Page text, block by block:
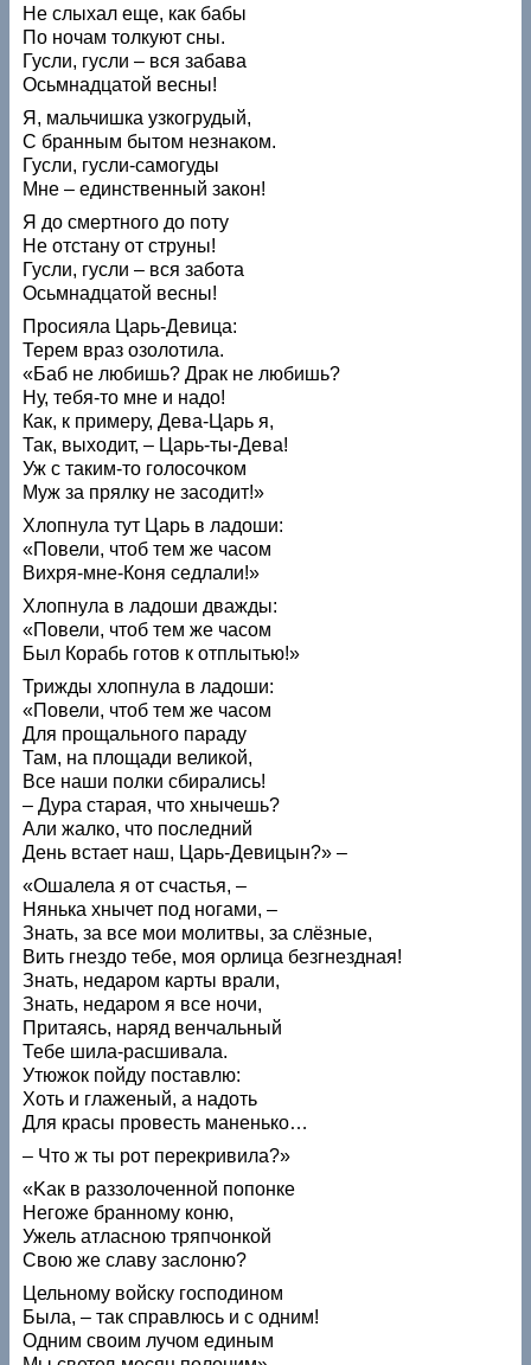
Не слыхал еще, как бабы
По ночам толкуют сны.
Гусли, гусли – вся забава
Осьмнадцатой весны!
Я, мальчишка узкогрудый,
С бранным бытом незнаком.
Гусли, гусли-самогуды
Мне – единственный закон!
Я до смертного до поту
Не отстану от струны!
Гусли, гусли – вся забота
Осьмнадцатой весны!
Просияла Царь-Девица:
Терем враз озолотила.
«Баб не любишь? Драк не любишь?
Ну, тебя-то мне и надо!
Как, к примеру, Дева-Царь я,
Так, выходит, – Царь-ты-Дева!
Уж с таким-то голосочком
Муж за прялку не засодит!»
Хлопнула тут Царь в ладоши:
«Повели, чтоб тем же часом
Вихря-мне-Коня седлали!»
Хлопнула в ладоши дважды:
«Повели, чтоб тем же часом
Был Корабь готов к отплытью!»
Трижды хлопнула в ладоши:
«Повели, чтоб тем же часом
Для прощального параду
Там, на площади великой,
Все наши полки сбирались!
– Дура старая, что хнычешь?
Али жалко, что последний
День встает наш, Царь-Девицын?» –
«Ошалела я от счастья, –
Нянька хнычет под ногами, –
Знать, за все мои молитвы, за слёзные,
Вить гнездо тебе, моя орлица безгнездная!
Знать, недаром карты врали,
Знать, недаром я все ночи,
Притаясь, наряд венчальный
Тебе шила-расшивала.
Утюжок пойду поставлю:
Хоть и глаженый, а надоть
Для красы провесть маненько…
– Что ж ты рот перекривила?»
«Kaк в раззолоченной попонке
Негоже бранному коню,
Ужель атласною тряпчонкой
Свою же славу заслоню?
Цельному войску господином
Была, – так справлюсь и с одним!
Одним своим лучом единым